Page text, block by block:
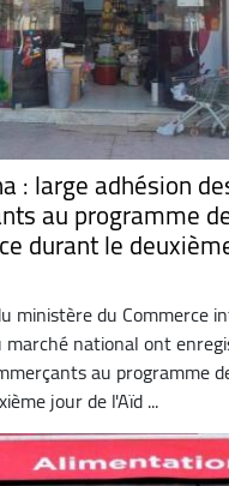
: large adhésion
au programme
durant le
ministère du Commerce
national ont
au programme
jour de l'Aïd ...